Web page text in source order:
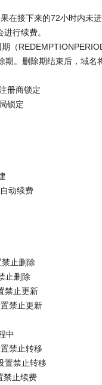
在接下来的72小时内未
行续费。
（
。删除期结束后，域名
注册商锁定
局锁定
自动续费
禁止删除
止删除
禁止更新
置禁止更新
中
置禁止转移
置禁止转移
禁止续费